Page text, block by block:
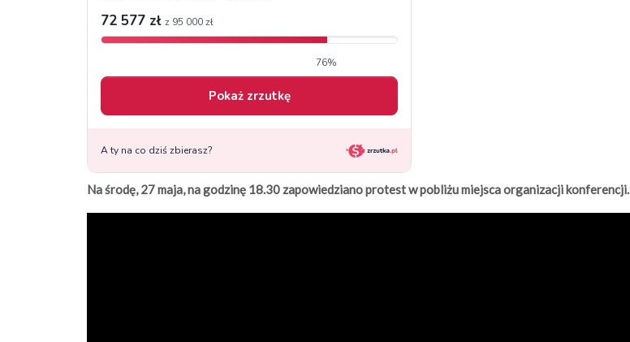
Na środę, 27 maja, na godzinę 18.30 zapowiedziano protest w pobliżu miejsca organizacji konferencji.